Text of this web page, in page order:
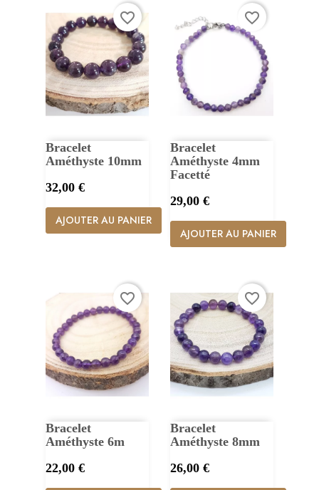
Bracelet
Améthyste 10mm
Prix
32,00 €
AJOUTER AU PANIER
favorite_border
Bracelet
Améthyste 4mm
Facetté
Prix
29,00 €
AJOUTER AU PANIER
favorite_border
Bracelet
Améthyste 6m
Prix
22,00 €
favorite_border
Bracelet
Améthyste 8mm
Prix
26,00 €
favorite_border